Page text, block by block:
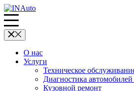
О нас
Услуги
Техническое
Диагностика
Кузовной ремонт